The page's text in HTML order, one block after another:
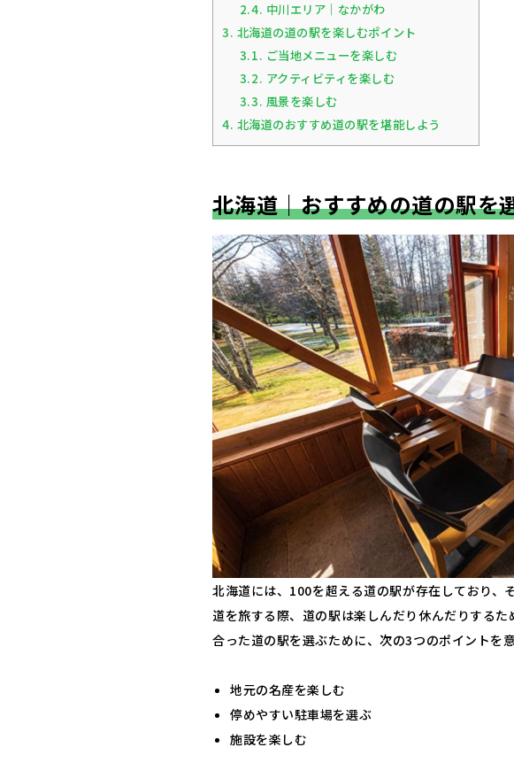
2.4. 中川エリア｜なかがわ
3. 北海道の道の駅を楽しむポイント
3.1. ご当地メニューを楽しむ
3.2. アクティビティを楽しむ
3.3. 風景を楽しむ
4. 北海道のおすすめ道の駅を堪能しよう
北海道｜おすすめの道の駅を
北海道には、100を超える道の駅が存在しており、
道を旅する際、道の駅は楽しんだり休んだりする
合った道の駅を選ぶために、次の3つのポイントを意
地元の名産を楽しむ
停めやすい駐車場を選ぶ
施設を楽しむ